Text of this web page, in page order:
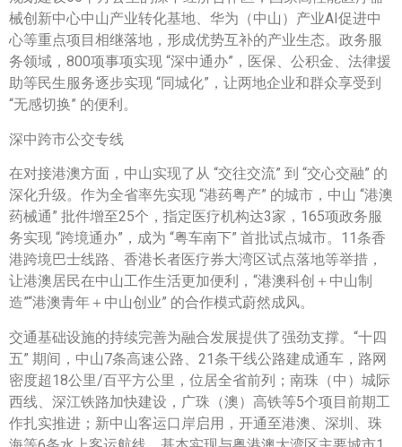
械创新中心中山产业转化基地、华为（中山）产业AI促进中
心等重点项目相继落地，形成优势互补的产业生态。政务服
务领域，800项事项实现 “深中通办”，医保、公积金、法律援
助等民生服务逐步实现 “同城化”，让两地企业和群众享受到
“无感切换” 的便利。
深中跨市公交专线
在对接港澳方面，中山实现了从 “交往交流” 到 “交心交融” 的
深化升级。作为全省率先实现 “港药粤产” 的城市，中山 “港澳
药械通” 批件增至25个，指定医疗机构达3家，165项政务服
务实现 “跨境通办”，成为 “粤车南下” 首批试点城市。11条香
港跨境巴士线路、香港长者医疗券大湾区试点落地等举措，
让港澳居民在中山工作生活更加便利，“港澳科创＋中山制
造”“港澳青年＋中山创业” 的合作模式蔚然成风。
交通基础设施的持续完善为融合发展提供了强劲支撑。“十四
五” 期间，中山7条高速公路、21条干线公路建成通车，路网
密度超18公里/百平方公里，位居全省前列；南珠（中）城际
西线、深江铁路加快建设，广珠（澳）高铁等5个项目前期工
作扎实推进；新中山客运口岸启用，开通至港澳、深圳、珠